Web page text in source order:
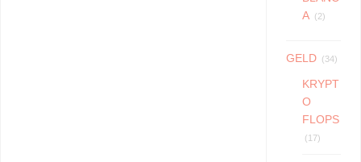
A
(2)
GELD (34)
KRYPT
O
FLOPS
(17)